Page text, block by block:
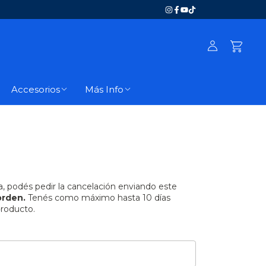
Accesorios Más Info
podés pedir la cancelación enviando este
Tenés como máximo hasta 10 días